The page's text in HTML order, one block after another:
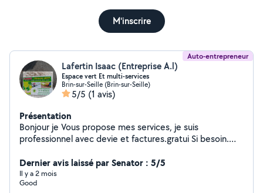
M'inscrire
Auto-entrepreneur
Lafertin Isaac (Entreprise A.l)
Espace vert Et multi-services
Brin-sur-Seille (Brin-sur-Seille)
5/5 (1 avis)
Présentation
Bonjour je Vous propose mes services, je suis
professionnel avec devie et factures.gratui Si besoin.
forfait et avec des Tarif Très intéressant tous se qui et
au niveau espace vert Taille de haie Abattage d'arbres
Dangereux T'es aussi de la création. Nettoyage de
Dernier avis laissé par Senator : 5/5
Il y a 2 mois
Good